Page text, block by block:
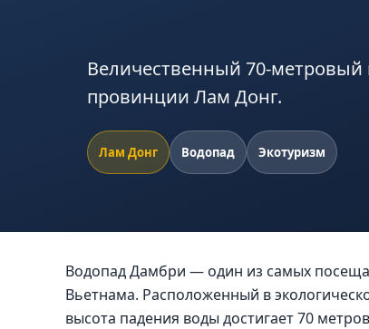
Величественный 70-метровый
провинции Лам Донг.
Лам Донг Водопад Экотуризм
Водопад Дамбри — один из самых
Вьетнама. Расположенный в
высота падения воды достигает 70